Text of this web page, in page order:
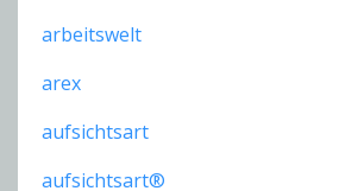
arbeitswelt
arex
aufsichtsart
aufsichtsart®